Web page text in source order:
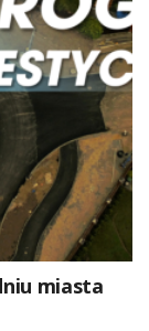
miasta